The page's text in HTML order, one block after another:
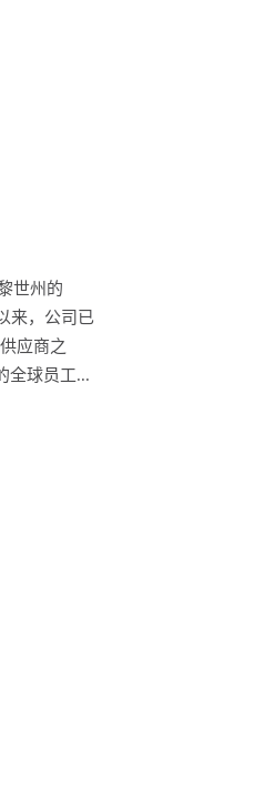
世州的
来，公司已
应商之
全球员工...